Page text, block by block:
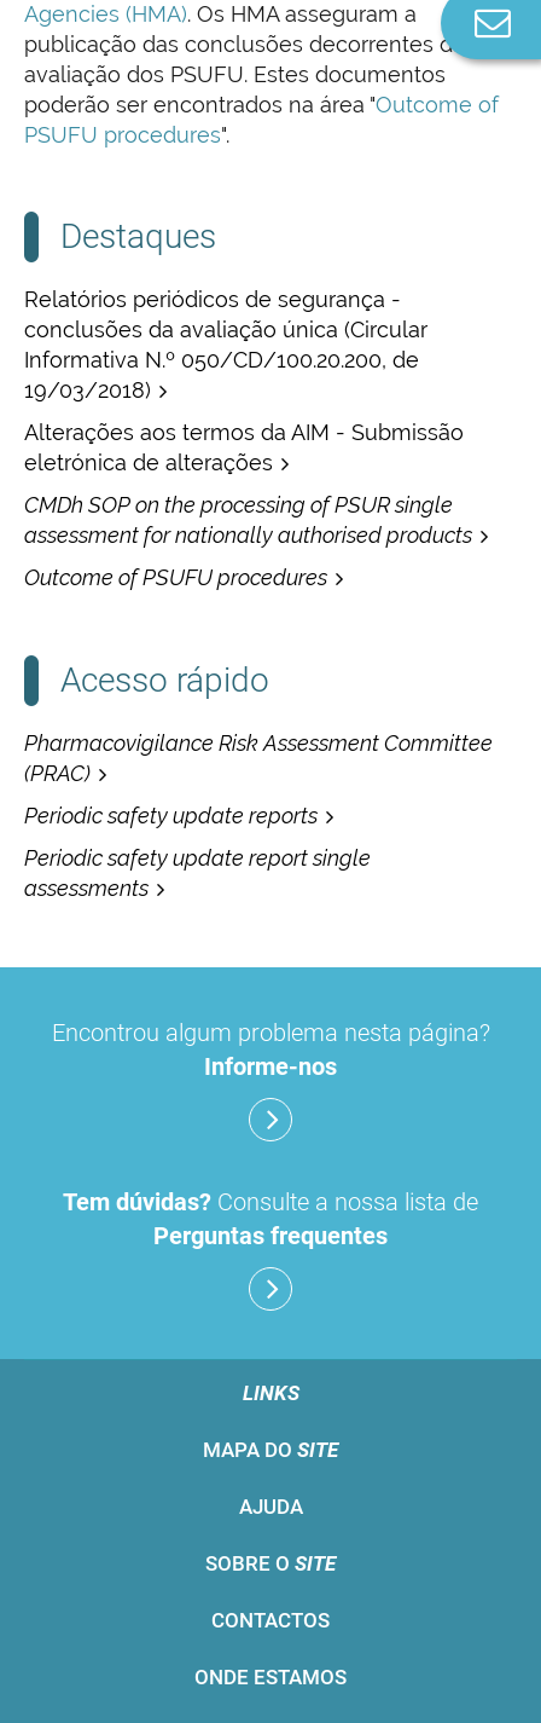
Agencies (HMA). Os HMA asseguram a
publicação das conclusões decorrentes da
avaliação dos PSUFU. Estes documentos
poderão ser encontrados na área "Outcome of
PSUFU procedures".
Destaques
Relatórios periódicos de segurança -
conclusões da avaliação única (Circular
Informativa N.º 050/CD/100.20.200, de
19/03/2018)
Alterações aos termos da AIM - Submissão
eletrónica de alterações
CMDh SOP on the processing of PSUR single
assessment for nationally authorised products
Outcome of PSUFU procedures
Acesso rápido
Pharmacovigilance Risk Assessment Committee
(PRAC)
Periodic safety update reports
Periodic safety update report single
assessments
Encontrou algum problema nesta página?
Informe-nos
Tem dúvidas? Consulte a nossa lista de
Perguntas frequentes
LINKS
MAPA DO SITE
AJUDA
SOBRE O SITE
CONTACTOS
ONDE ESTAMOS